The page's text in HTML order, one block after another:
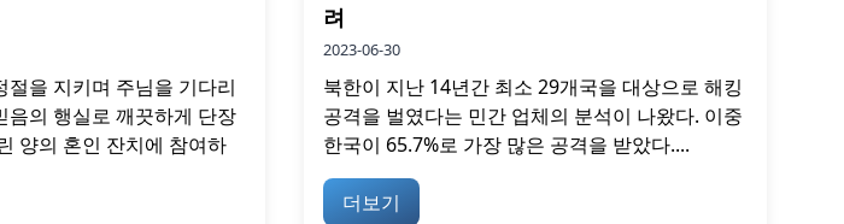
절을 지키며 주님을 기다리
음의 행실로 깨끗하게 단장
양의 혼인 잔치에 참여하
려
2023-06-30
북한이 지난 14년간 최소 29개국을 대상으로 해킹
공격을 벌였다는 민간 업체의 분석이 나왔다. 이중
한국이 65.7%로 가장 많은 공격을 받았다....
더보기